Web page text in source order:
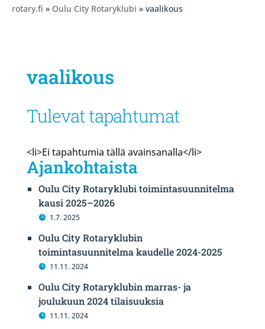
rotary.fi » Oulu City Rotaryklubi » vaalikous
vaalikous
Tulevat tapahtumat
<li>Ei tapahtumia tällä avainsanalla</li>
Ajankohtaista
Oulu City Rotaryklubi toimintasuunnitelma
kausi 2025–2026
1.7. 2025
Oulu City Rotaryklubin
toimintasuunnitelma kaudelle 2024-2025
11.11. 2024
Oulu City Rotaryklubin marras- ja
joulukuun 2024 tilaisuuksia
11.11. 2024